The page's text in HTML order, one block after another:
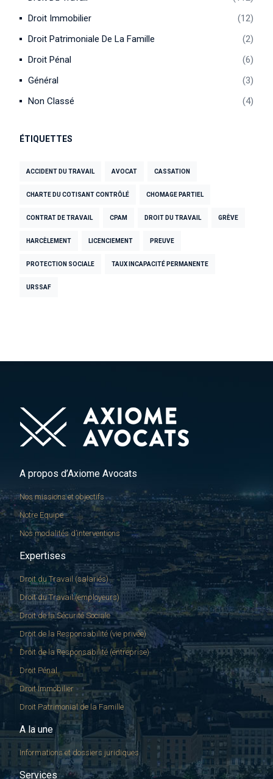
Droit Immobilier
12
Droit Patrimoniale De La Famille
2
Droit Pénal
6
Général
3
Non Classé
4
ÉTIQUETTES
ACCIDENT DU TRAVAIL AVOCAT CASSATION
CHARTE DU COTISANT CONTRÔLÉ CHOMAGE PARTIEL
CONTRAT DE TRAVAIL CPAM DROIT DU TRAVAIL GRÈVE
HARCÈLEMENT LICENCIEMENT PREUVE
PROTECTION SOCIALE TAUX INCAPACITÉ PERMANENTE
URSSAF
A propos d’Axiome Avocats
Nos missions et objectifs
Notre Equipe
Nos modalités d’interventions
Expertises
Droit du Travail (salariés)
Droit du Travail (employeurs)
Droit de la Sécurité Sociale
Droit de la Responsabilité (vie privée)
Droit de la Responsabilité (entreprise)
Droit Pénal
Droit Immobilier
Droit Patrimonial de la Famille
A la une
Informations et dossiers juridiques
Services